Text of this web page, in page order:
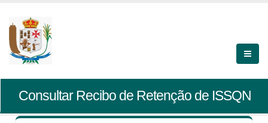
Consultar Recibo de Retenção de ISSQN